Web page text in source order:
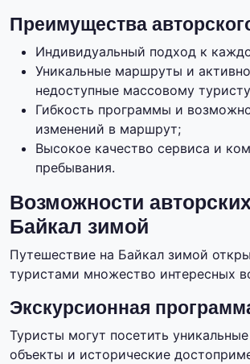
Преимущества
Индивидуальный подход к
Уникальные маршруты и
недоступные массовому
Гибкость программы и
изменений в маршрут;
Высокое качество сервиса и
пребывания.
Возможности
Байкал зимой
Путешествие на Байкал зимой
туристами множество интересных
Экскурсионная
Туристы могут посетить
объекты и исторические